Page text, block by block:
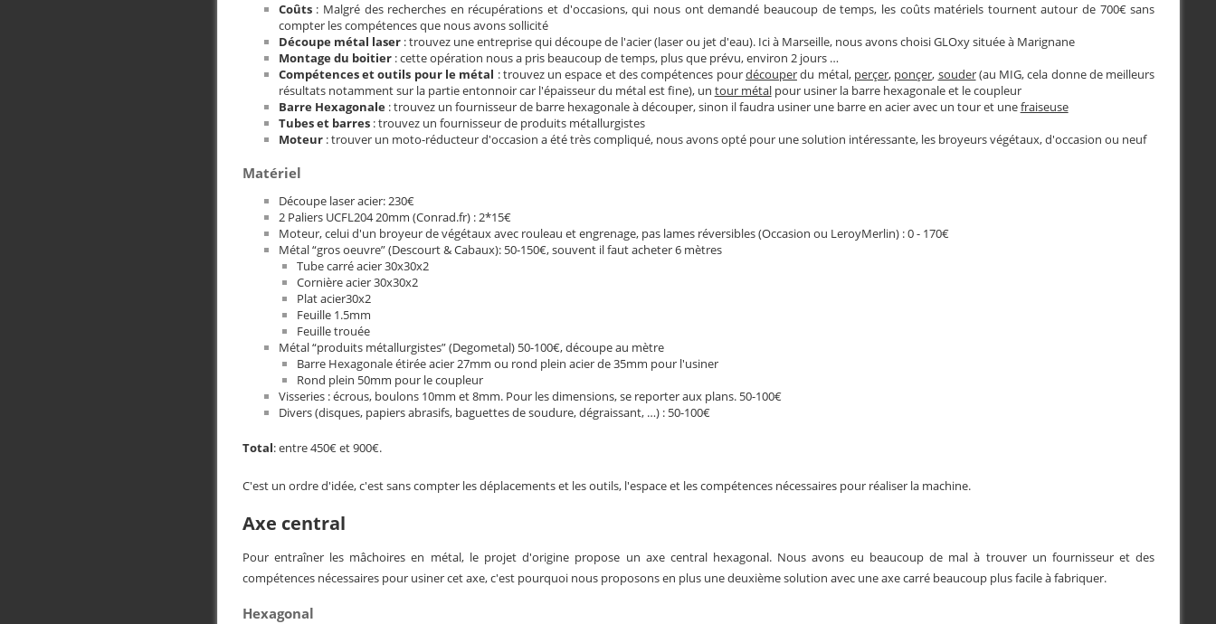
Coûts: Malgré des recherches en récupérations et d'occasions, qui nous ont demandé beaucoup de temps, les coûts matériels tournent autour de 700€ sans
compter les compétences que nous avons sollicité
Découpe métal laser: trouvez une entreprise qui découpe de l'acier (laser ou jet d'eau). Ici à Marseille, nous avons choisi GLOxy située à Marignane
Montage du boitier: cette opération nous a pris beaucoup de temps, plus que prévu, environ 2 jours …
Compétences et outils pour le métal : trouvez un espace et des compétences pourdécouperdu métal, perçer, ponçer, souder(au MIG, cela donne de meilleurs
résultats notamment sur la partie entonnoir car l'épaisseur du métal est fine), un tour métalpour usiner la barre hexagonale et le coupleur
Barre Hexagonale: trouvez un fournisseur de barre hexagonale à découper, sinon il faudra usiner une barre en acier avec un tour et unefraiseuse
Tubes et barres: trouvez un fournisseur de produits métallurgistes
Moteur : trouver un moto-réducteur d'occasion a été très compliqué, nous avons opté pour une solution intéressante, les broyeurs végétaux, d'occasion ou neuf
Matériel
Découpe laser acier: 230€
2 Paliers UCFL204 20mm (Conrad.fr) : 2*15€
Moteur, celui d'un broyeur de végétaux avec rouleau et engrenage, pas lames réversibles (Occasion ou LeroyMerlin) : 0 - 170€
Métal “gros oeuvre” (Descourt & Cabaux): 50-150€, souvent il faut acheter 6 mètres
Tube carré acier 30x30x2
Cornière acier 30x30x2
Plat acier30x2
Feuille 1.5mm
Feuille trouée
Métal “produits métallurgistes” (Degometal) 50-100€, découpe au mètre
Barre Hexagonale étirée acier 27mm ou rond plein acier de 35mm pour l'usiner
Rond plein 50mm pour le coupleur
Visseries : écrous, boulons 10mm et 8mm. Pour les dimensions, se reporter aux plans. 50-100€
Divers (disques, papiers abrasifs, baguettes de soudure, dégraissant, …) : 50-100€
Total: entre 450€ et 900€.
C'est un ordre d'idée, c'est sans compter les déplacements et les outils, l'espace et les compétences nécessaires pour réaliser la machine.
Axe central
Pour entraîner les mâchoires en métal, le projet d'origine propose un axe central hexagonal. Nous avons eu beaucoup de mal à trouver un fournisseur et des
compétences nécessaires pour usiner cet axe, c'est pourquoi nous proposons en plus une deuxième solution avec une axe carré beaucoup plus facile à fabriquer.
Hexagonal